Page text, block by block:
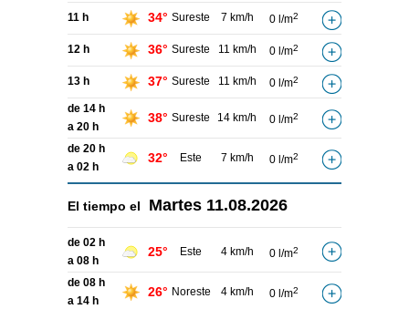
11 h 34° Sureste 7 km/h 0 l/m2
12 h 36° Sureste 11 km/h 0 l/m2
13 h 37° Sureste 11 km/h 0 l/m2
de 14 h
a 20 h
38° Sureste 14 km/h 0 l/m2
de 20 h
a 02 h
32° Este 7 km/h 0 l/m2
El tiempo el Martes 11.08.2026
de 02 h
a 08 h
25° Este 4 km/h 0 l/m2
de 08 h
a 14 h
26° Noreste 4 km/h 0 l/m2